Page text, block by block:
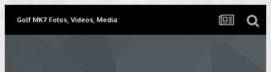
Golf MK7 Fotos, Videos, Media